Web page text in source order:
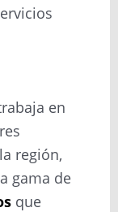
en
región,
gama de
que